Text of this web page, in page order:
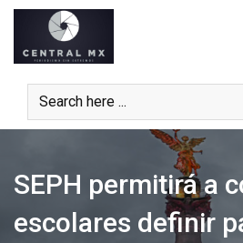
Skip
content
SEPH permitirá a
escolares definir